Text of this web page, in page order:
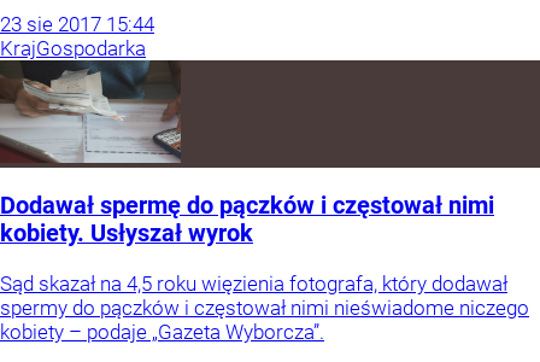
23 sie 2017 15:44
KrajGospodarka
Dodawał spermę do pączków i częstował nimi
kobiety. Usłyszał wyrok
Sąd skazał na 4,5 roku więzienia fotografa, który dodawał
spermy do pączków i częstował nimi nieświadome niczego
kobiety – podaje „Gazeta Wyborcza”.